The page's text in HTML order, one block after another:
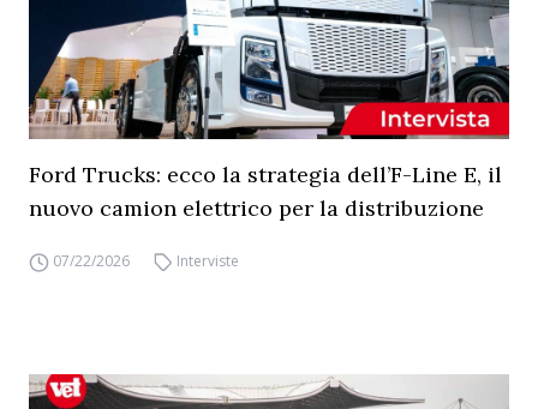
Ford Trucks: ecco la strategia dell’F-Line E, il
nuovo camion elettrico per la distribuzione
07/22/2026 Interviste